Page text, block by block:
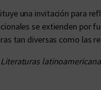
una invitación para
se extienden por
tan diversas como las
Literaturas